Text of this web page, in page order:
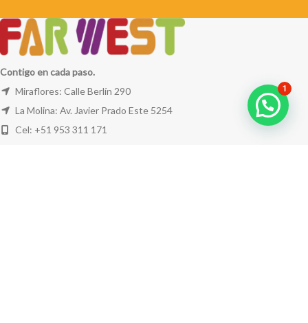
Contigo en cada paso.
Miraflores: Calle Berlín 290
La Molina: Av. Javier Prado Este 5254
Cel: +51 953 311 171
1